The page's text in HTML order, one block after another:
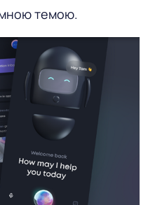
темою.